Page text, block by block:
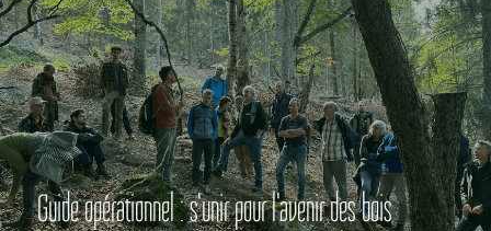
nous soutenir
Contact
Guide opérationnel : s'unir pour l'avenir des bois